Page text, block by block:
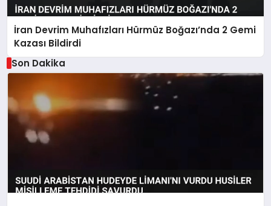
İran Devrim Muhafızları Hürmüz Boğazı’nda 2 Gemi
Kazası Bildirdi
Son Dakika